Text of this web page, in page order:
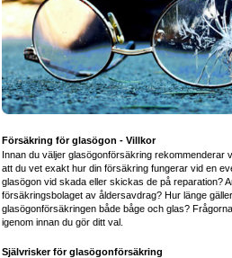
Försäkring för glasögon - Villkor
Innan du väljer glasögonförsäkring rekommenderar
att du vet exakt hur din försäkring fungerar vid en
glasögon vid skada eller skickas de på reparation?
försäkringsbolaget av åldersavdrag? Hur länge
glasögonförsäkringen både båge och glas?
igenom innan du gör ditt val.
Självrisker för glasögonförsäkring